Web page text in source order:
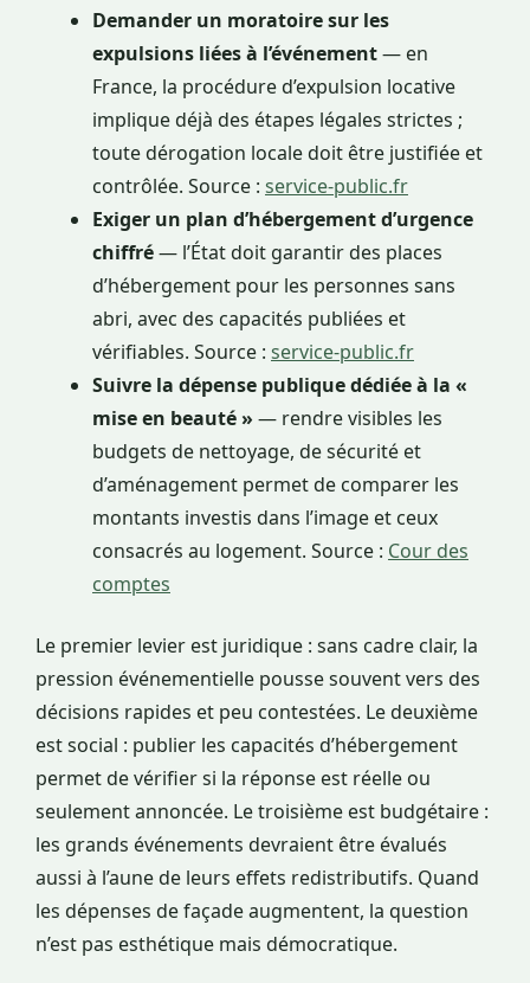
Demander un moratoire sur les
expulsions liées à l’événement— en
France, la procédure d’expulsion locative
implique déjà des étapes légales strictes ;
toute dérogation locale doit être justifiée et
contrôlée. Source : service-public.fr
Exiger un plan d’hébergement d’urgence
chiffré— l’État doit garantir des places
d’hébergement pour les personnes sans
abri, avec des capacités publiées et
vérifiables. Source : service-public.fr
Suivre la dépense publique dédiée à la «
mise en beauté » — rendre visibles les
budgets de nettoyage, de sécurité et
d’aménagement permet de comparer les
montants investis dans l’image et ceux
consacrés au logement. Source : Cour des
comptes
Le premier levier est juridique : sans cadre clair, la
pression événementielle pousse souvent vers des
décisions rapides et peu contestées. Le deuxième
est social : publier les capacités d’hébergement
permet de vérifier si la réponse est réelle ou
seulement annoncée. Le troisième est budgétaire :
les grands événements devraient être évalués
aussi à l’aune de leurs effets redistributifs. Quand
les dépenses de façade augmentent, la question
n’est pas esthétique mais démocratique.